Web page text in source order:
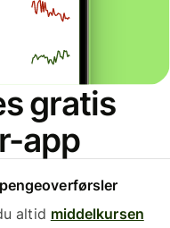
gratis
app
altid middelkursen